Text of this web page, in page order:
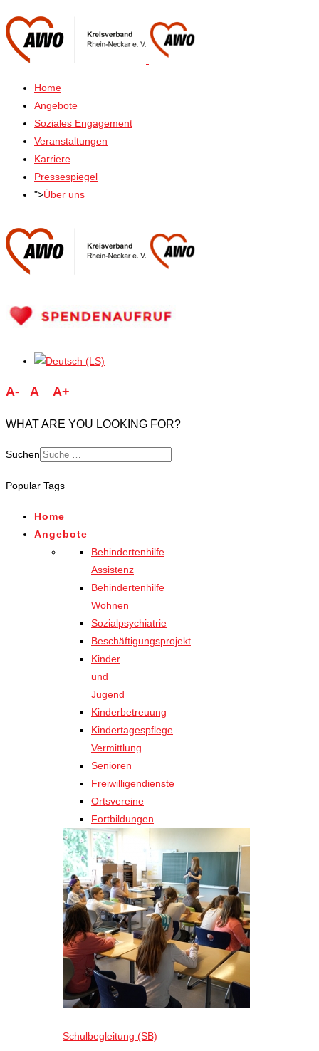
Home
Angebote
Soziales Engagement
Veranstaltungen
Karriere
Pressespiegel
">Über uns
A- A A+
WHAT ARE YOU LOOKING FOR?
Suchen
Popular Tags
Home
Angebote
Behindertenhilfe
Assistenz
Behindertenhilfe
Wohnen
Sozialpsychiatrie
Beschäftigungsprojekt
Kinder
und
Jugend
Kinderbetreuung
Kindertagespflege
Vermittlung
Senioren
Freiwilligendienste
Ortsvereine
Fortbildungen
Schulbegleitung (SB)